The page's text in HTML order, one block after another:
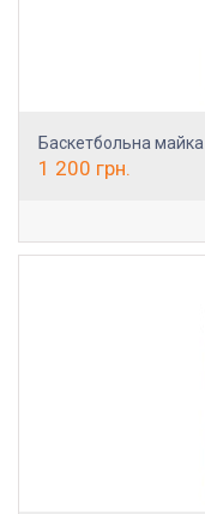
Баскетбольна майка
1 200 грн.